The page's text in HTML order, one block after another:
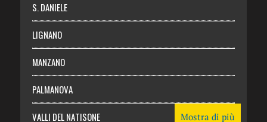
S. DANIELE
LIGNANO
MANZANO
PALMANOVA
VALLI DEL NATISONE Mostra di più